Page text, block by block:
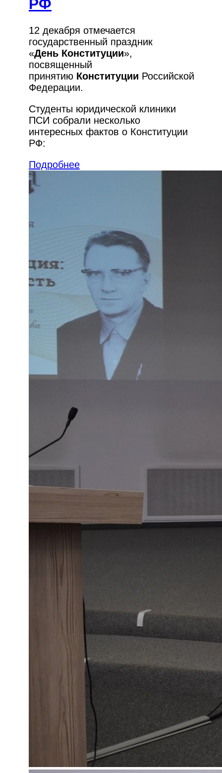
РФ
12 декабря отмечается
государственный праздник
«День Конституции»,
посвященный
принятию Конституции Российской
Федерации.
Студенты юридической клиники
ПСИ собрали несколько
интересных фактов о Конституции
РФ:
Подробнее